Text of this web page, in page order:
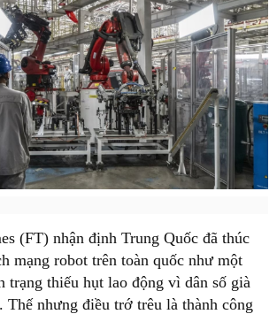
(FT) nhận định Trung Quốc đã thúc
mạng robot trên toàn quốc như một
trạng thiếu hụt lao động vì dân số già
Thế nhưng điều trớ trêu là thành công